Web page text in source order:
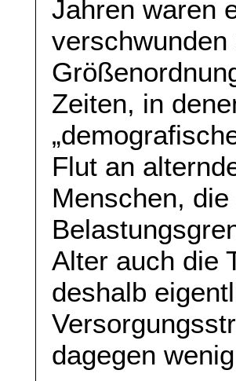
Jahren waren
Zeiten, in
Flut an
Menschen,
Alter auch die
deshalb
dagegen